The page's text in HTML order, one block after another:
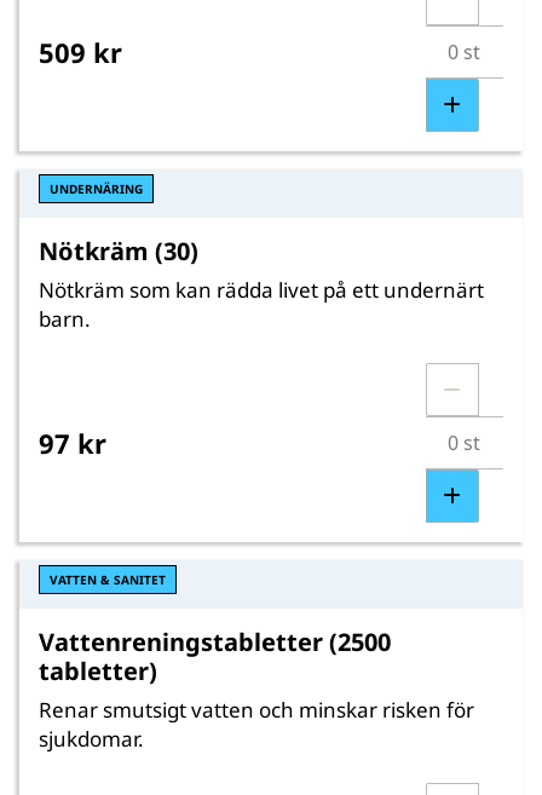
509 kr
UNDERNÄRING
Nötkräm (30)
Nötkräm som kan rädda livet på ett undernärt
barn.
97 kr
VATTEN & SANITET
Vattenreningstabletter (2500
tabletter)
Renar smutsigt vatten och minskar risken för
sjukdomar.